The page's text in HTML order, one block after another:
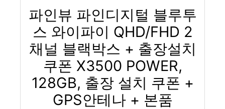
파인뷰 파인디지털 블루투
스 와이파이 QHD/FHD 2
채널 블랙박스 + 출장설치
쿠폰 X3500 POWER,
128GB, 출장 설치 쿠폰 +
GPS안테나 + 본품